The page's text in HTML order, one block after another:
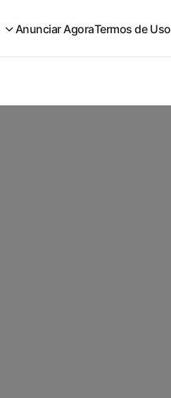
Anunciar AgoraTermos de Uso